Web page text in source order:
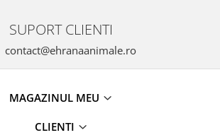
SUPORT CLIENTI
contact@ehranaanimale.ro
MAGAZINUL MEU
CLIENTI